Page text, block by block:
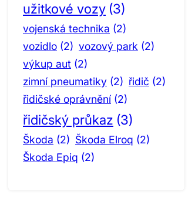
užitkové vozy (3)
vojenská technika (2)
vozidlo (2) vozový park (2)
výkup aut (2)
zimní pneumatiky (2) řidič (2)
řidičské oprávnění (2)
řidičský průkaz (3)
Škoda (2) Škoda Elroq (2)
Škoda Epiq (2)